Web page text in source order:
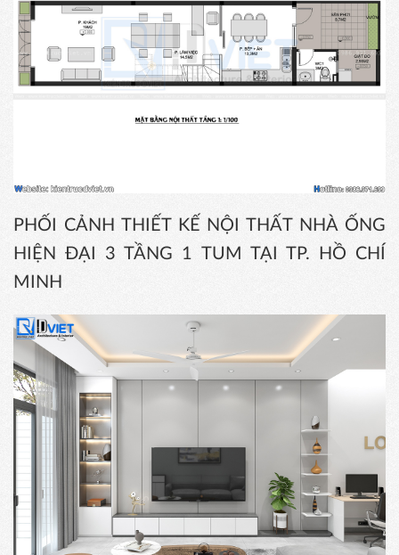
PHỐI CẢNH THIẾT KẾ NỘI THẤT NHÀ ỐNG
HIỆN ĐẠI 3 TẦNG 1 TUM TẠI TP. HỒ CHÍ
MINH